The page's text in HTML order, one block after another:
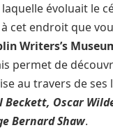
laquelle évoluait le
à cet endroit que
Writers’s
permet de
au travers de ses
Beckett, Oscar
Bernard Shaw.